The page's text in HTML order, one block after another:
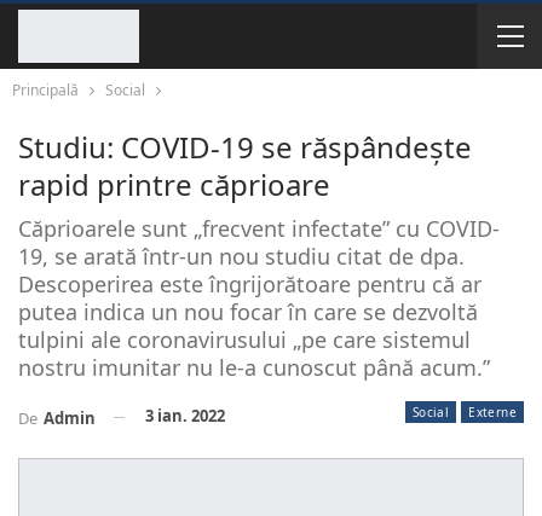
Principală Social
Studiu: COVID-19 se răspândește
rapid printre căprioare
Căprioarele sunt „frecvent infectate” cu COVID-
19, se arată într-un nou studiu citat de dpa.
Descoperirea este îngrijorătoare pentru că ar
putea indica un nou focar în care se dezvoltă
tulpini ale coronavirusului „pe care sistemul
nostru imunitar nu le-a cunoscut până acum.”
Social Externe
De Admin 3 ian. 2022